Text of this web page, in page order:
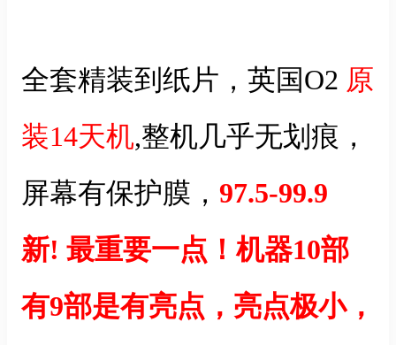
全套精装到纸片，英国O2 原
装14天机,整机几乎无划痕，
屏幕有保护膜， 97.5-99.9
新! 最重要一点！机器10部
有9部是有亮点，亮点极小，